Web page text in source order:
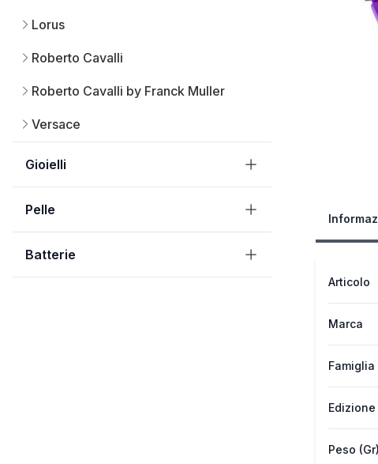
Lorus
Roberto Cavalli
Roberto Cavalli by Franck Muller
Versace
Gioielli
Pelle
Batterie
Articolo
Marca
Famiglia
Peso (Gr)